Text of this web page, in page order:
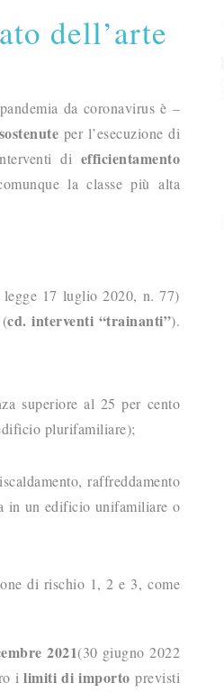
dell’arte
da coronavirus è –
per l’esecuzione di
di efficientamento
la classe più alta
17 luglio 2020, n. 77)
cd. interventi “trainanti”).
superiore al 25 per cento
plurifamiliare);
raffreddamento
in un edificio unifamiliare o
di rischio 1, 2 e 3, come
2021(30 giugno 2022
ilimiti di importo previsti